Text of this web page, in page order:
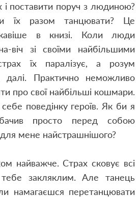
поставити поруч з людиною?
їх разом танцювати? Це
в книзі. Коли люди
віч зі своїми найбільшими
їх паралізує, а розум
далі. Практично неможливо
про свої найбільші кошмари.
поведінку героїв. Як би я
просто перед собою
мене найстрашнішого?
найважче. Страх сковує всі
закляклим. Але танець
намагаєшся перетанцювати